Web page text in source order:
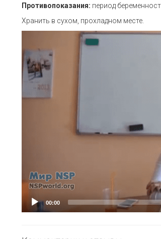
Противопоказания: период
Хранить в сухом, прохладном месте.